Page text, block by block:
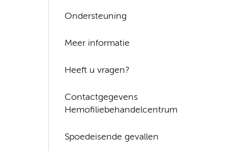
Ondersteuning
Meer informatie
Heeft u vragen?
Contactgegevens
Hemofiliebehandelcentrum
Spoedeisende gevallen